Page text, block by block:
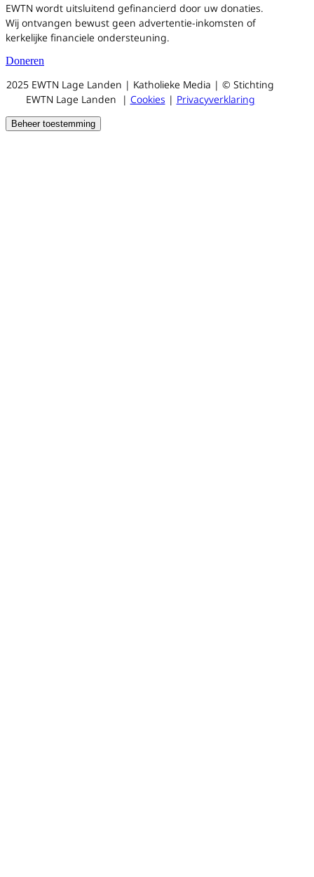
EWTN wordt uitsluitend gefinancierd door uw donaties.
Wij ontvangen bewust geen advertentie-inkomsten of
kerkelijke financiele ondersteuning.
Doneren
2025 EWTN Lage Landen | Katholieke Media | © Stichting
EWTN Lage Landen | Cookies | Privacyverklaring
Beheer toestemming